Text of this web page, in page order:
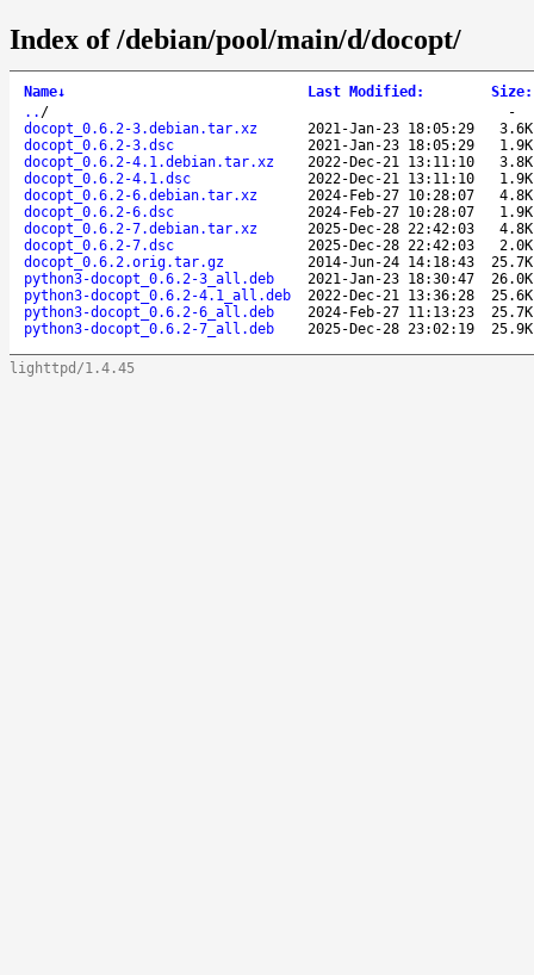
Index of /debian/pool/main/d/docopt/
Name↓ Last Modified : Size:
.. /
-
docopt_0.6.2-3.debian.tar.xz
2021-Jan-23 18:05:29
3.6K
docopt_0.6.2-3.dsc
2021-Jan-23 18:05:29
1.9K
docopt_0.6.2-4.1.debian.tar.xz
2022-Dec-21 13:11:10
3.8K
docopt_0.6.2-4.1.dsc
2022-Dec-21 13:11:10
1.9K
docopt_0.6.2-6.debian.tar.xz
2024-Feb-27 10:28:07
4.8K
docopt_0.6.2-6.dsc
2024-Feb-27 10:28:07
1.9K
docopt_0.6.2-7.debian.tar.xz
2025-Dec-28 22:42:03
4.8K
docopt_0.6.2-7.dsc
2025-Dec-28 22:42:03
2.0K
docopt_0.6.2.orig.tar.gz
2014-Jun-24 14:18:43
25.7K
python3-docopt_0.6.2-3_all.deb
2021-Jan-23 18:30:47
26.0K
python3-docopt_0.6.2-4.1_all.deb
2022-Dec-21 13:36:28
25.6K
python3-docopt_0.6.2-6_all.deb
2024-Feb-27 11:13:23
25.7K
python3-docopt_0.6.2-7_all.deb
2025-Dec-28 23:02:19 25.9K
lighttpd/1.4.45